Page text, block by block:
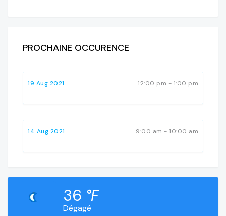
PROCHAINE OCCURENCE
14 Aug 2021 9:00 am - 10:00 am
19 Aug 2021 12:00 pm - 1:00 pm
Dégagé
36 °F